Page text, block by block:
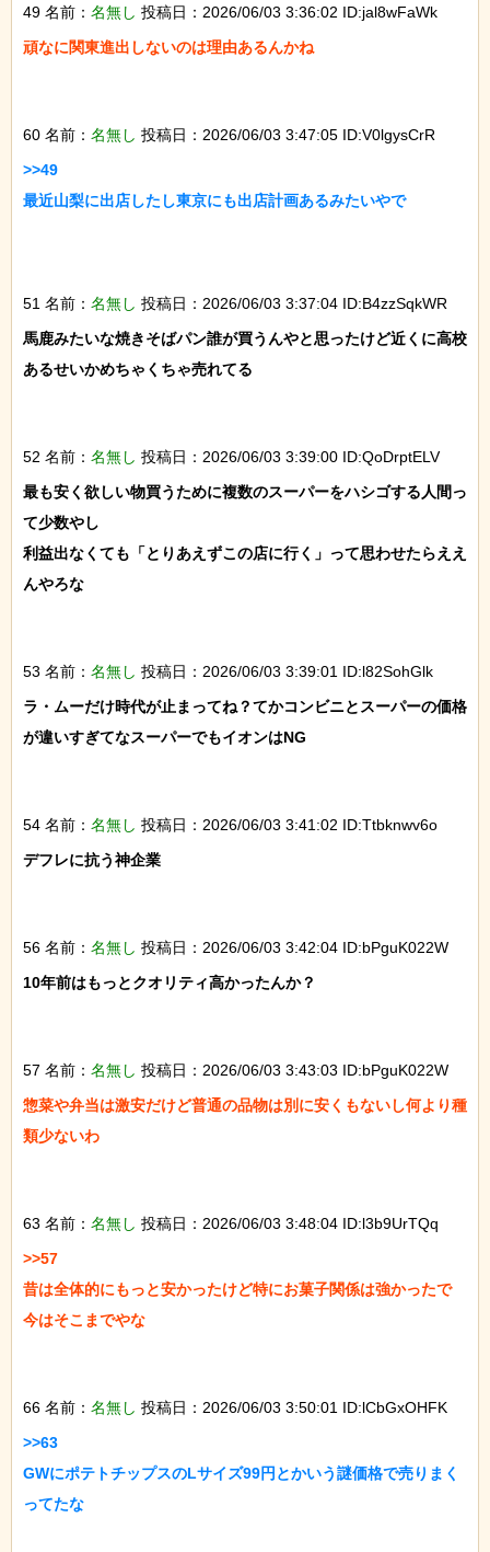
49 名前： 名無し 投稿日：2026/06/03 3:36:02 ID:jal8wFaWk
頑なに関東進出しないのは理由あるんかね
60 名前： 名無し 投稿日：2026/06/03 3:47:05 ID:V0lgysCrR
>>49
最近山梨に出店したし東京にも出店計画あるみたいやで
51 名前： 名無し 投稿日：2026/06/03 3:37:04 ID:B4zzSqkWR
馬鹿みたいな焼きそばパン誰が買うんやと思ったけど近くに高校
あるせいかめちゃくちゃ売れてる
52 名前： 名無し 投稿日：2026/06/03 3:39:00 ID:QoDrptELV
最も安く欲しい物買うために複数のスーパーをハシゴする人間っ
て少数やし
利益出なくても「とりあえずこの店に行く」って思わせたらええ
んやろな
53 名前： 名無し 投稿日：2026/06/03 3:39:01 ID:l82SohGlk
ラ・ムーだけ時代が止まってね？てかコンビニとスーパーの価格
が違いすぎてなスーパーでもイオンはNG
54 名前： 名無し 投稿日：2026/06/03 3:41:02 ID:Ttbknwv6o
デフレに抗う神企業
56 名前： 名無し 投稿日：2026/06/03 3:42:04 ID:bPguK022W
10年前はもっとクオリティ高かったんか？
57 名前： 名無し 投稿日：2026/06/03 3:43:03 ID:bPguK022W
惣菜や弁当は激安だけど普通の品物は別に安くもないし何より種
類少ないわ
63 名前： 名無し 投稿日：2026/06/03 3:48:04 ID:l3b9UrTQq
>>57
昔は全体的にもっと安かったけど特にお菓子関係は強かったで
今はそこまでやな
66 名前： 名無し 投稿日：2026/06/03 3:50:01 ID:lCbGxOHFK
>>63
GWにポテトチップスのLサイズ99円とかいう謎価格で売りまく
ってたな